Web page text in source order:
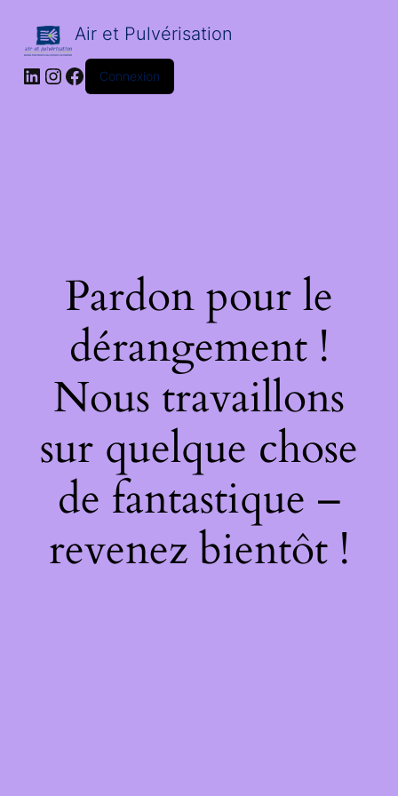
Air et Pulvérisation
LinkedIn
Instagram
Facebook
Connexion
Pardon pour le
dérangement !
Nous travaillons
sur quelque chose
de fantastique –
revenez bientôt !